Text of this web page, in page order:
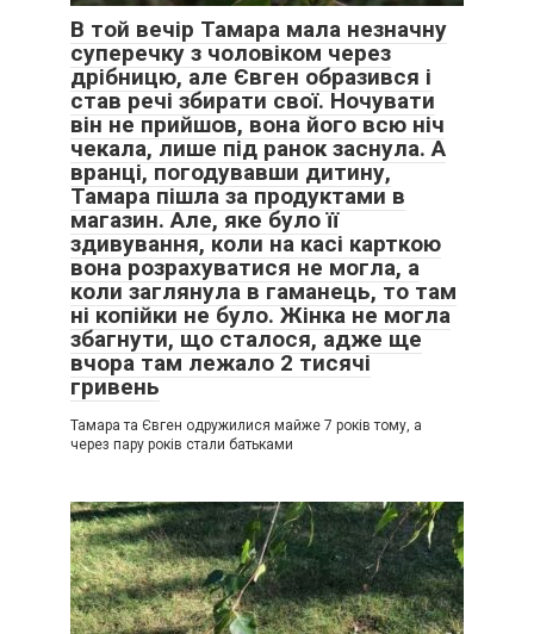
В той вечір Тамара мала незначну
суперечку з чоловіком через
дрібницю, але Євген образився і
став речі збирати свої. Ночувати
він не прийшов, вона його всю ніч
чекала, лише під ранок заснула. А
вранці, погодувавши дитину,
Тамара пішла за продуктами в
магазин. Але, яке було її
здивування, коли на касі карткою
вона розрахуватися не могла, а
коли заглянула в гаманець, то там
ні копійки не було. Жінка не могла
збагнути, що сталося, адже ще
вчора там лежало 2 тисячі
гривень
Тамара та Євген одружилися майже 7 років тому, а
через пару років стали батьками